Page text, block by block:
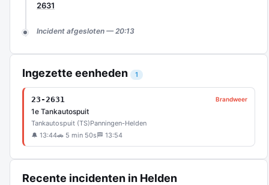
2631
Incident afgesloten — 20:13
Ingezette eenheden 1
23-2631 Brandweer
1e Tankautospuit
Tankautospuit (TS)Panningen-Helden
🔔 13:44🚗 5 min 50s 🏁 13:54
Recente incidenten in Helden